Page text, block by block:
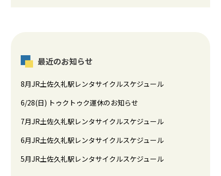
最近のお知らせ
8月JR土佐久礼駅レンタサイクルスケジュール
6/28(日) トゥクトゥク運休のお知らせ
7月JR土佐久礼駅レンタサイクルスケジュール
6月JR土佐久礼駅レンタサイクルスケジュール
5月JR土佐久礼駅レンタサイクルスケジュール